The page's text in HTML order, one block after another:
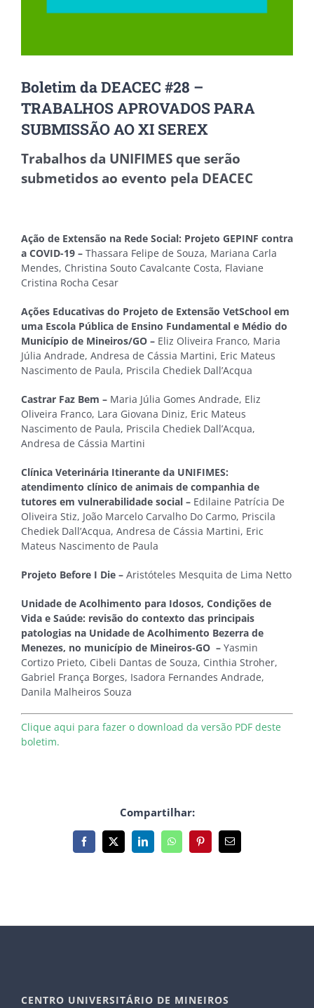
Boletim da DEACEC #28 –
TRABALHOS APROVADOS PARA
SUBMISSÃO AO XI SEREX
Trabalhos da UNIFIMES que serão
submetidos ao evento pela DEACEC
Ação de Extensão na Rede Social: Projeto GEPINF contra
a COVID-19 – Thassara Felipe de Souza, Mariana Carla
Mendes, Christina Souto Cavalcante Costa, Flaviane
Cristina Rocha Cesar
Ações Educativas do Projeto de Extensão VetSchool em
uma Escola Pública de Ensino Fundamental e Médio do
Município de Mineiros/GO – Eliz Oliveira Franco, Maria
Júlia Andrade, Andresa de Cássia Martini, Eric Mateus
Nascimento de Paula, Priscila Chediek Dall’Acqua
Castrar Faz Bem – Maria Júlia Gomes Andrade, Eliz
Oliveira Franco, Lara Giovana Diniz, Eric Mateus
Nascimento de Paula, Priscila Chediek Dall’Acqua,
Andresa de Cássia Martini
Clínica Veterinária Itinerante da UNIFIMES:
atendimento clínico de animais de companhia de
tutores em vulnerabilidade social – Edilaine Patrícia De
Oliveira Stiz, João Marcelo Carvalho Do Carmo, Priscila
Chediek Dall’Acqua, Andresa de Cássia Martini, Eric
Mateus Nascimento de Paula
Projeto Before I Die – Aristóteles Mesquita de Lima Netto
Unidade de Acolhimento para Idosos, Condições de
Vida e Saúde: revisão do contexto das principais
patologias na Unidade de Acolhimento Bezerra de
Menezes, no município de Mineiros-GO – Yasmin
Cortizo Prieto, Cibeli Dantas de Souza, Cinthia Stroher,
Gabriel França Borges, Isadora Fernandes Andrade,
Danila Malheiros Souza
Clique aqui para fazer o download da versão PDF deste
boletim.
Compartilhar:
Facebook
X LinkedInWhatsAppPinterest
E-
mail
CENTRO UNIVERSITÁRIO DE MINEIROS